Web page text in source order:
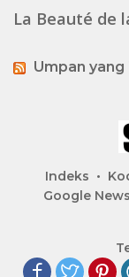
La Beauté de
Umpan
Indeks
Google News